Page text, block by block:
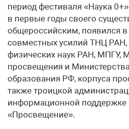
период фестиваля «Наука
в первые годы своего
общероссийским, появился в
совместных усилий ТНЦ РАН,
физических наук РАН, МПГУ,
просвещения и
образования РФ, корпуса
также троицкой
информационной поддержке
«Просвещение».